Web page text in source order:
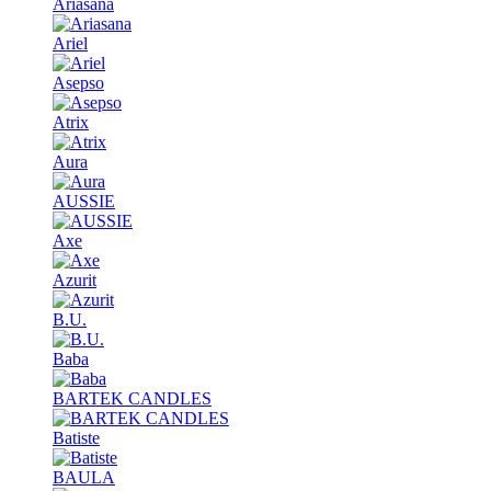
Ariasana
Ariel
Asepso
Atrix
Aura
AUSSIE
Axe
Azurit
B.U.
Baba
BARTEK CANDLES
Batiste
BAULA